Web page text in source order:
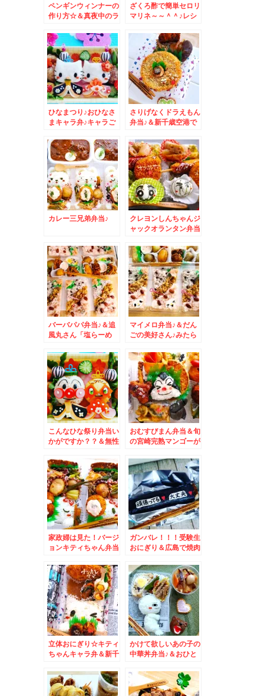
ペンギンウィンナーの
作り方☆＆真夜中のラ
湯ラーメン」が美味す
ぎました＾＾♪
ざくろ酢で簡単セロリ
マリネ～～＾＾♪レシ
♪
ひなまつり♪おひなさ
まキャラ弁♪キャラご
さりげなくドラえもん
弁当♪＆新千歳空港で
♪梅光軒さん♪
カレー三兄弟弁当♪
クレヨンしんちゃんジ
ャックオランタン弁当
せ♪
バーバパパ弁当♪＆追
風丸さん「塩らーめ
`*)
マイメロ弁当♪＆だん
ごの美好さん♪みたら
こんなひな祭り弁当い
かがですか？？＆無性
なる「築地銀だこ」さ
んのねぎだこ焼♪
おむすびまん弁当＆旬
の宮崎完熟マンゴーが
家政婦は見た！バージ
ョンキティちゃん弁当
といえば♪ベジップス
ガンバレ！！！受験生
おにぎり＆広島で焼肉
と」さんピーピーラー
メン絶品！！
立体おにぎり☆キティ
ちゃんキャラ弁＆新千
「弟子屈ラーメン」さ
ん
かけて欲しいあの子の
中華丼弁当♪＆おひと
(ΦωΦ)ﾌﾌﾌ…